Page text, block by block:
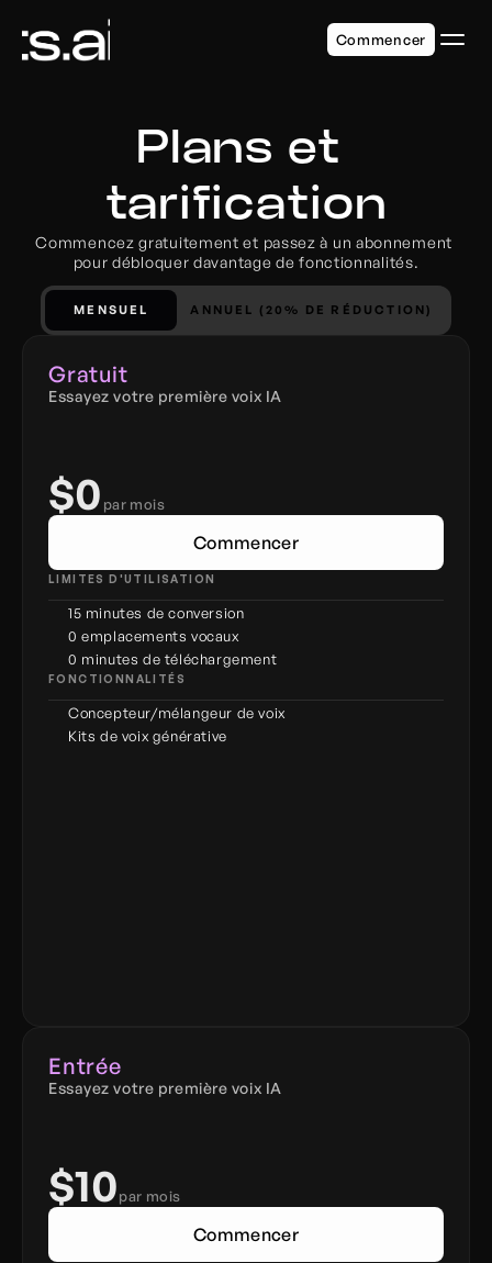
Commencer
Plans et
tarification
Commencez gratuitement et passez à un abonnement
pour débloquer davantage de fonctionnalités.
MENSUEL ANNUEL (20% DE RÉDUCTION)
Gratuit
Essayez votre première voix IA
$0 par mois
Commencer
LIMITES D'UTILISATION
15 minutes de conversion
0 emplacements vocaux
0 minutes de téléchargement
FONCTIONNALITÉS
Concepteur/mélangeur de voix
Kits de voix générative
Entrée
Essayez votre première voix IA
$10par mois
Commencer